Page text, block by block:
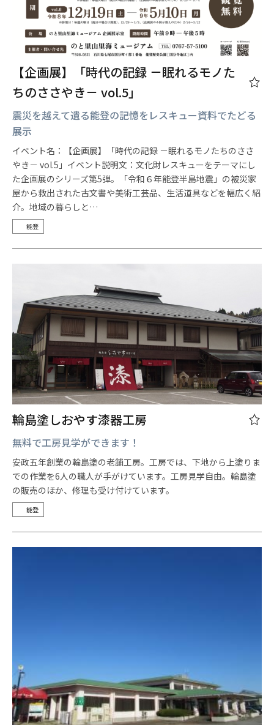
【企画展】「時代の記録 －眠れるモノた
ちのささやき－ vol.5」
震災を越えて遺る能登の記憶をレスキュー資料でたどる
展示
イベント名：【企画展】「時代の記録 －眠れるモノたちのささ
やき－ vol.5」イベント説明文：文化財レスキューをテーマにし
た企画展のシリーズ第5弾。「令和６年能登半島地震」の被災家
屋から救出された古文書や美術工芸品、生活道具などを幅広く紹
介。地域の暮らしと…
能登
輪島塗しおやす漆器工房
無料で工房見学ができます！
安政五年創業の輪島塗の老舗工房。工房では、下地から上塗りま
での作業を6人の職人が手がけています。工房見学自由。輪島塗
の販売のほか、修理も受け付けています。
能登